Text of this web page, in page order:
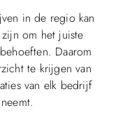
in de regio kan
om het juiste
Daarom
te krijgen van
van elk bedrijf